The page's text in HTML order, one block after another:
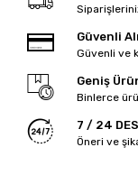
Güvenli
Güvenli ve
Geniş
Binlerce
7 / 24
Öneri ve